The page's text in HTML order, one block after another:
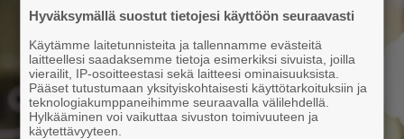
Hyväksymällä suostut tietojesi käyttöön seuraavasti
Käytämme laitetunnisteita ja tallennamme evästeitä
laitteellesi saadaksemme tietoja esimerkiksi sivuista, joilla
vierailit, IP-osoitteestasi sekä laitteesi ominaisuuksista.
Pääset tutustumaan yksityiskohtaisesti käyttötarkoituksiin ja
teknologiakumppaneihimme seuraavalla välilehdellä.
Hylkääminen voi vaikuttaa sivuston toimivuuteen ja
käytettävyyteen.